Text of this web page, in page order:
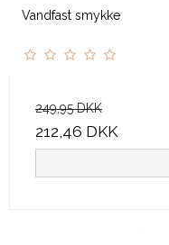
Vandfast smykke
249,95 DKK
212,46 DKK